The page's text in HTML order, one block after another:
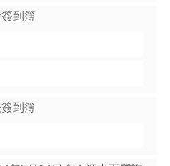
到簿
到簿